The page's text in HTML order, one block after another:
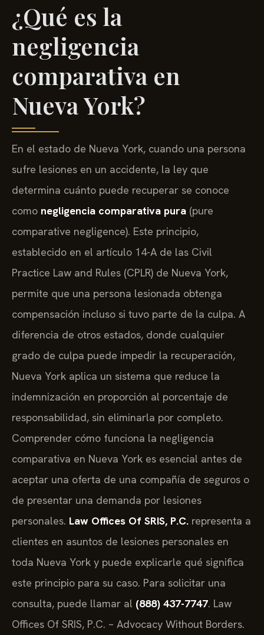
¿Qué es la
negligencia
comparativa en
Nueva York?
En el estado de Nueva York, cuando una persona
sufre lesiones en un accidente, la ley que
determina cuánto puede recuperar se conoce
como negligencia comparativa pura (pure
comparative negligence). Este principio,
establecido en el artículo 14-A de las Civil
Practice Law and Rules (CPLR) de Nueva York,
permite que una persona lesionada obtenga
compensación incluso si tuvo parte de la culpa. A
diferencia de otros estados, donde cualquier
grado de culpa puede impedir la recuperación,
Nueva York aplica un sistema que reduce la
indemnización en proporción al porcentaje de
responsabilidad, sin eliminarla por completo.
Comprender cómo funciona la negligencia
comparativa en Nueva York es esencial antes de
aceptar una oferta de una compañía de seguros o
de presentar una demanda por lesiones
personales. Law Offices Of SRIS, P.C. representa a
clientes en asuntos de lesiones personales en
toda Nueva York y puede explicarle qué significa
este principio para su caso. Para solicitar una
consulta, puede llamar al (888) 437-7747. Law
Offices Of SRIS, P.C. – Advocacy Without Borders.